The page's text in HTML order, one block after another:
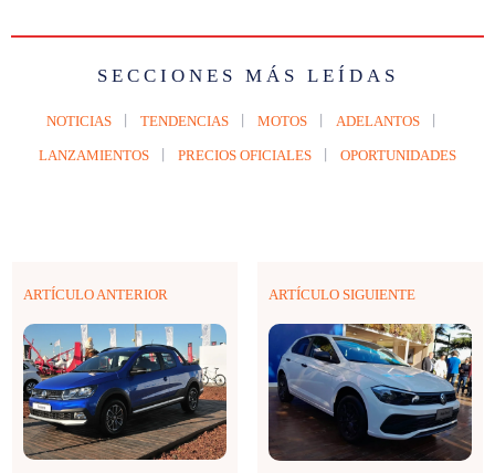
SECCIONES MÁS LEÍDAS
NOTICIAS TENDENCIAS MOTOS ADELANTOS
LANZAMIENTOS PRECIOS OFICIALES OPORTUNIDADES
ARTÍCULO ANTERIOR ARTÍCULO SIGUIENTE